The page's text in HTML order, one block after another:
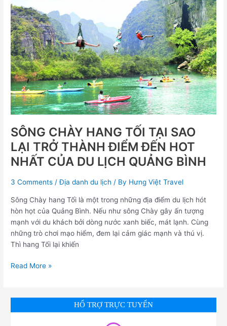
SÔNG CHÀY HANG TỐI TẠI SAO
LẠI TRỞ THÀNH ĐIỂM ĐẾN HOT
NHẤT CỦA DU LỊCH QUẢNG BÌNH
3 Comments /Địa danh du lịch / By Hưng Việt Travel
Sông Chày hang Tối là một trong những địa điểm du lịch hót
hòn họt của Quảng Bình. Nếu như sông Chày gây ấn tượng
mạnh với du khách bởi dòng nước xanh biếc, mát lạnh. Cùng
những trò chơi mạo hiểm, đem lại cảm giác mạnh và thú vị.
Thì hang Tối lại khiến
SÔNG
CHÀY
HANG
TỐI
TẠI
SAO
LẠI
TRỞ
THÀNH
ĐIỂM
ĐẾN
HOT
NHẤT
CỦA
DU
QUẢNG
Read More »
HỔ TRỢ TRỰC TUYẾN